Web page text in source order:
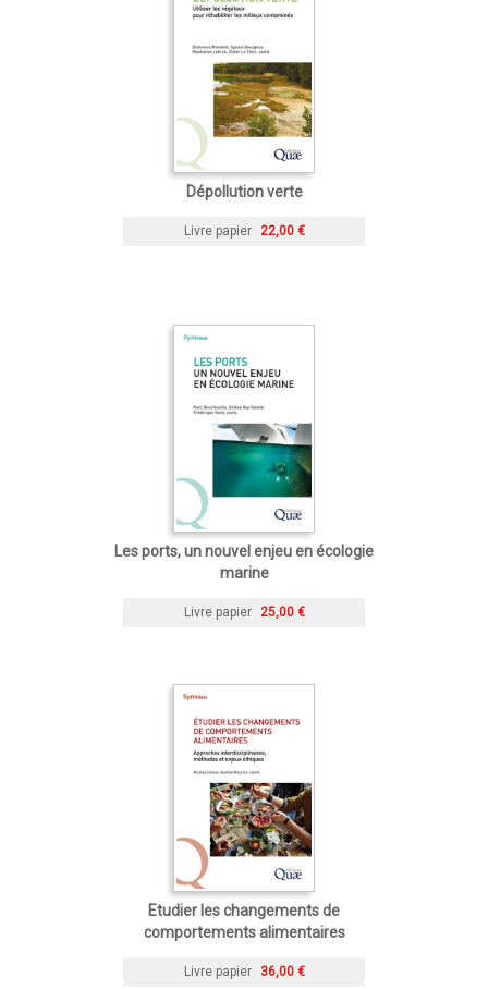
Dépollution verte
Livre papier 22,00 €
Les ports, un nouvel enjeu en écologie
marine
Livre papier 25,00 €
Etudier les changements de
comportements alimentaires
Livre papier 36,00 €